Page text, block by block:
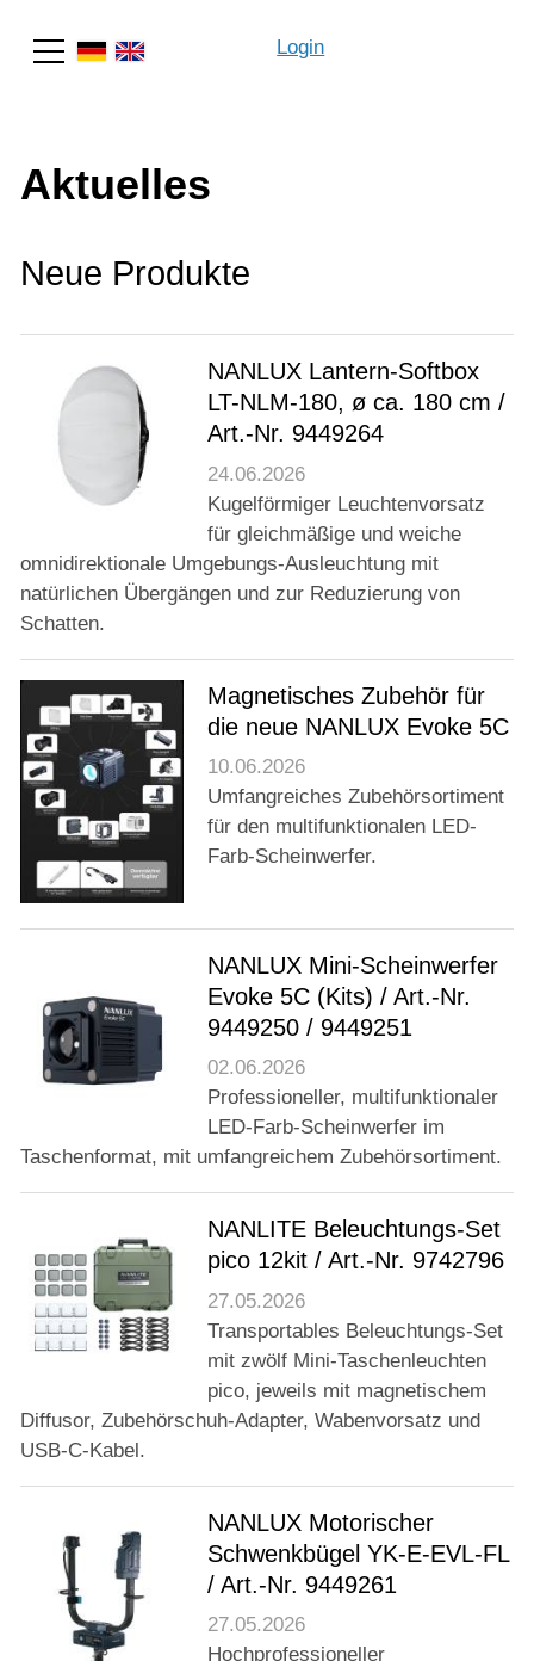
Login
Aktuelles
Neue Produkte
NANLUX Lantern-Softbox
LT-NLM-180, ø ca. 180 cm /
Art.-Nr. 9449264
24.06.2026
Kugelförmiger Leuchtenvorsatz
für gleichmäßige und weiche
omnidirektionale Umgebungs-Ausleuchtung mit
natürlichen Übergängen und zur Reduzierung von
Schatten.
Magnetisches Zubehör für
die neue NANLUX Evoke 5C
10.06.2026
Umfangreiches Zubehörsortiment
für den multifunktionalen LED-
Farb-Scheinwerfer.
NANLUX Mini-Scheinwerfer
Evoke 5C (Kits) / Art.-Nr.
9449250 / 9449251
02.06.2026
Professioneller, multifunktionaler
LED-Farb-Scheinwerfer im
Taschenformat, mit umfangreichem Zubehörsortiment.
NANLITE Beleuchtungs-Set
pico 12kit / Art.-Nr. 9742796
27.05.2026
Transportables Beleuchtungs-Set
mit zwölf Mini-Taschenleuchten
pico, jeweils mit magnetischem
Diffusor, Zubehörschuh-Adapter, Wabenvorsatz und
USB-C-Kabel.
NANLUX Motorischer
Schwenkbügel YK-E-EVL-FL
/ Art.-Nr. 9449261
27.05.2026
Hochprofessioneller